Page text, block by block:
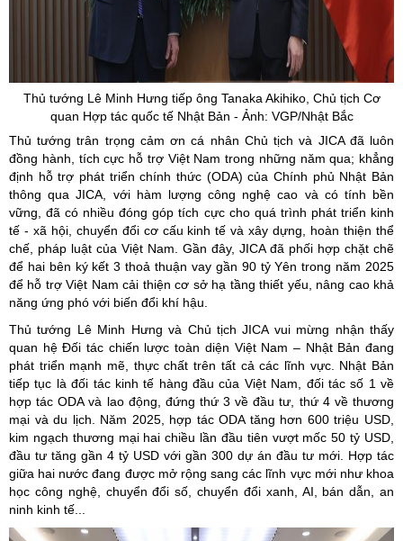
Thủ tướng Lê Minh Hưng tiếp ông Tanaka Akihiko, Chủ tịch Cơ
quan Hợp tác quốc tế Nhật Bản - Ảnh: VGP/Nhật Bắc
Thủ tướng trân trọng cảm ơn cá nhân Chủ tịch và JICA đã luôn
đồng hành, tích cực hỗ trợ Việt Nam trong những năm qua; khẳng
định hỗ trợ phát triển chính thức (ODA) của Chính phủ Nhật Bản
thông qua JICA, với hàm lượng công nghệ cao và có tính bền
vững, đã có nhiều đóng góp tích cực cho quá trình phát triển kinh
tế - xã hội, chuyển đổi cơ cấu kinh tế và xây dựng, hoàn thiện thể
chế, pháp luật của Việt Nam. Gần đây, JICA đã phối hợp chặt chẽ
để hai bên ký kết 3 thoả thuận vay gần 90 tỷ Yên trong năm 2025
để hỗ trợ Việt Nam cải thiện cơ sở hạ tầng thiết yếu, nâng cao khả
năng ứng phó với biến đổi khí hậu.
Thủ tướng Lê Minh Hưng và Chủ tịch JICA vui mừng nhận thấy
quan hệ Đối tác chiến lược toàn diện Việt Nam – Nhật Bản đang
phát triển mạnh mẽ, thực chất trên tất cả các lĩnh vực. Nhật Bản
tiếp tục là đối tác kinh tế hàng đầu của Việt Nam, đối tác số 1 về
hợp tác ODA và lao động, đứng thứ 3 về đầu tư, thứ 4 về thương
mại và du lịch. Năm 2025, hợp tác ODA tăng hơn 600 triệu USD,
kim ngạch thương mại hai chiều lần đầu tiên vượt mốc 50 tỷ USD,
đầu tư tăng gần 4 tỷ USD với gần 300 dự án đầu tư mới. Hợp tác
giữa hai nước đang được mở rộng sang các lĩnh vực mới như khoa
học công nghệ, chuyển đổi số, chuyển đổi xanh, AI, bán dẫn, an
ninh kinh tế...